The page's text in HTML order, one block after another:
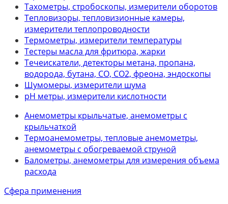
Тахометры, стробоскопы, измерители оборотов
Тепловизоры, тепловизионные камеры,
измерители теплопроводности
Термометры, измерители температуры
Тестеры масла для фритюра, жарки
Течеискатели, детекторы метана, пропана,
водорода, бутана, СО, СО2, фреона, эндоскопы
Шумомеры, измерители шума
рН метры, измерители кислотности
Анемометры крыльчатые, анемометры с
крыльчаткой
Термоанемометры, тепловые анемометры,
анемометры с обогреваемой струной
Балометры, анемометры для измерения объема
расхода
Сфера применения